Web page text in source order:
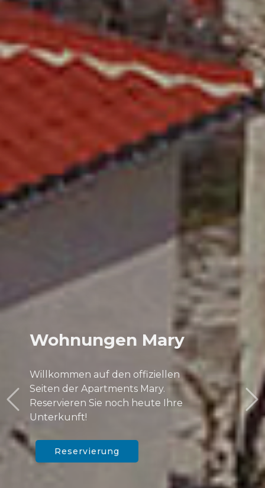
Wohnungen Mary
Willkommen auf den offiziellen
Seiten der Apartments Mary.
Reservieren Sie noch heute Ihre
Unterkunft!
Reservierung